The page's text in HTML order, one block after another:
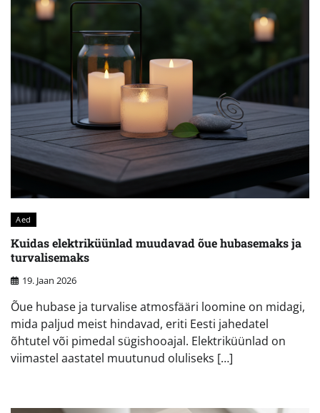
Aed
Kuidas elektriküünlad muudavad õue hubasemaks ja
turvalisemaks
19. Jaan 2026
Õue hubase ja turvalise atmosfääri loomine on midagi,
mida paljud meist hindavad, eriti Eesti jahedatel
õhtutel või pimedal sügishooajal. Elektriküünlad on
viimastel aastatel muutunud oluliseks […]